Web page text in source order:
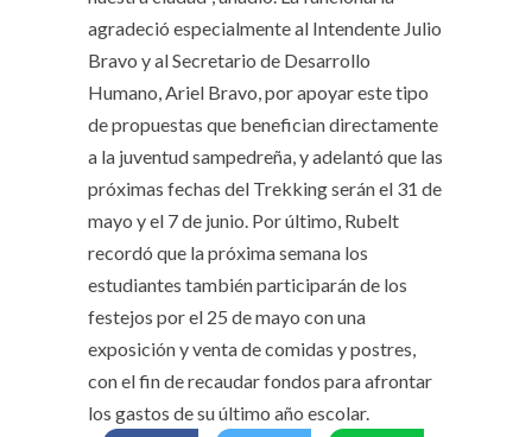
agradeció especialmente al Intendente Julio
Bravo y al Secretario de Desarrollo
Humano, Ariel Bravo, por apoyar este tipo
de propuestas que benefician directamente
a la juventud sampedreña, y adelantó que las
próximas fechas del Trekking serán el 31 de
mayo y el 7 de junio. Por último, Rubelt
recordó que la próxima semana los
estudiantes también participarán de los
festejos por el 25 de mayo con una
exposición y venta de comidas y postres,
con el fin de recaudar fondos para afrontar
los gastos de su último año escolar.